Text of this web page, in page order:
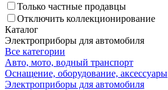
Только частные продавцы
Отключить коллекционирование
Каталог
Электроприборы для автомобиля
Все категории
Авто, мото, водный транспорт
Оснащение, оборудование, аксессуары
Электроприборы для автомобиля